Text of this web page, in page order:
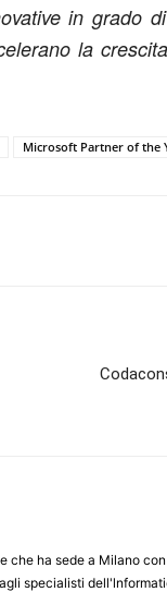
in grado
la
Microsoft Partner of the
che ha sede a Milano
specialisti